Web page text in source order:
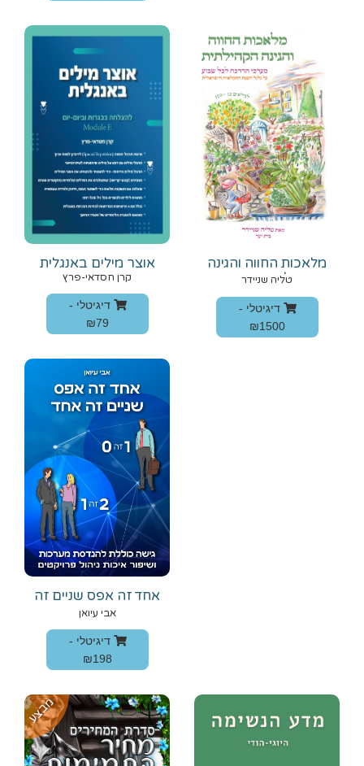
מלאכות החווה והגינה
הקהילתית - מערכי
טליה שניידר
דיגיטלי -
₪1500
אוצר מילים באנגלית
קרן חסדאי-פרץ
דיגיטלי -
₪79
‫אחד ‬‫זה‬ ‫אפס ש‬‫נ‬‫יים ‬‫זה‬
‫אחד‬
‫אבי ‬‫עיואן‬
דיגיטלי -
₪198
מבצע